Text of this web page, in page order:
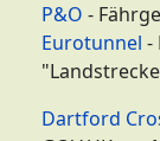
P&O -
Eurotunnel -
Dartford